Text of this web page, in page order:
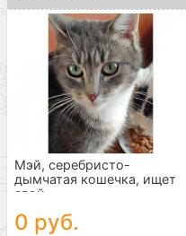
Мэй, серебристо-
дымчатая кошечка, ищет
свой ...
0 руб.